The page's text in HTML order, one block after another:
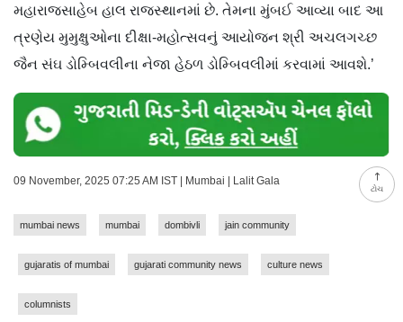
ટોચ
મહારાજસાહેબ હાલ રાજસ્થાનમાં છે. તેમના મુંબઈ આવ્યા બાદ આ
ત્રણેય મુમુક્ષુઓના દીક્ષા-મહોત્સવનું આયોજન શ્રી અચલગચ્છ
જૈન સંઘ ડોમ્બિવલીના નેજા હેઠળ ડોમ્બિવલીમાં કરવામાં આવશે.’
09 November, 2025 07:25 AM IST | Mumbai | Lalit Gala
mumbai news mumbai dombivli jain community
gujaratis of mumbai gujarati community news culture news
columnists